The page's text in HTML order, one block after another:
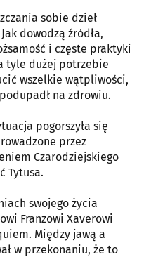
sobie dzieł
dowodzą źródła,
i częste praktyki
tyle dużej potrzebie
wszelkie wątpliwości,
na zdrowiu.
pogorszyła się
przez
Czarodziejskiego
Tytusa.
swojego życia
Franzowi Xaverowi
Między jawą a
w przekonaniu, że to